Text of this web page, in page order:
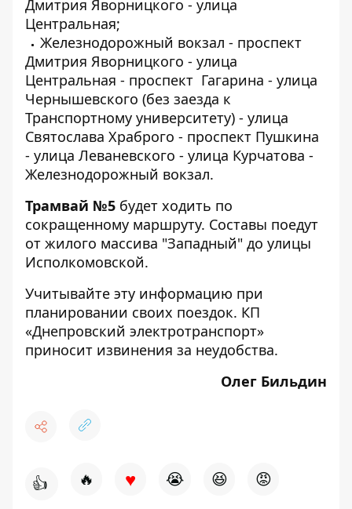
Дмитрия Яворницкого - улица
Центральная;
Железнодорожный вокзал - проспект
Дмитрия Яворницкого - улица
Центральная - проспект Гагарина - улица
Чернышевского (без заезда к
Транспортному университету) - улица
Святослава Храброго - проспект Пушкина
- улица Леваневского - улица Курчатова -
Железнодорожный вокзал.
Трамвай №5 будет ходить по
сокращенному маршруту. Составы поедут
от жилого массива "Западный" до улицы
Исполкомовской.
Учитывайте эту информацию при
планировании своих поездок. КП
«Днепровский электротранспорт»
приносит извинения за неудобства.
Олег Бильдин
👍 🔥 ♥ 😭 😆 😡